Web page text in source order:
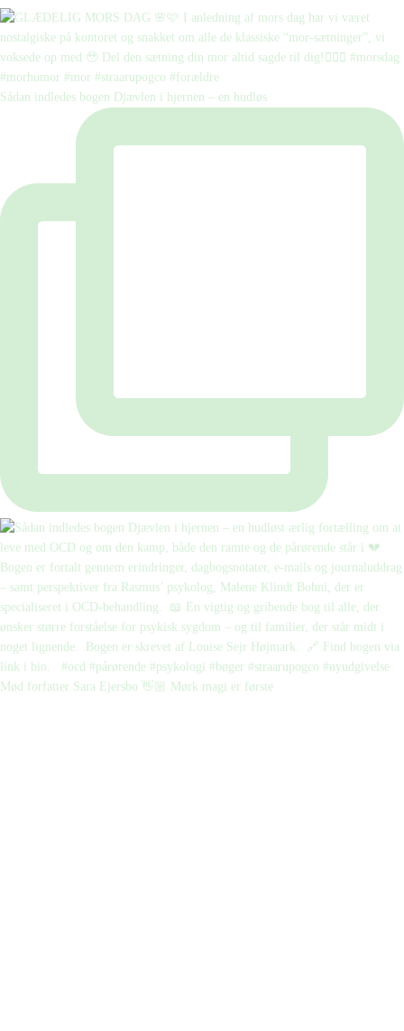
Sådan indledes bogen Djævlen i hjernen – en hudløs
Mød forfatter Sara Ejersbo 👋🏼 Mørk magi er første